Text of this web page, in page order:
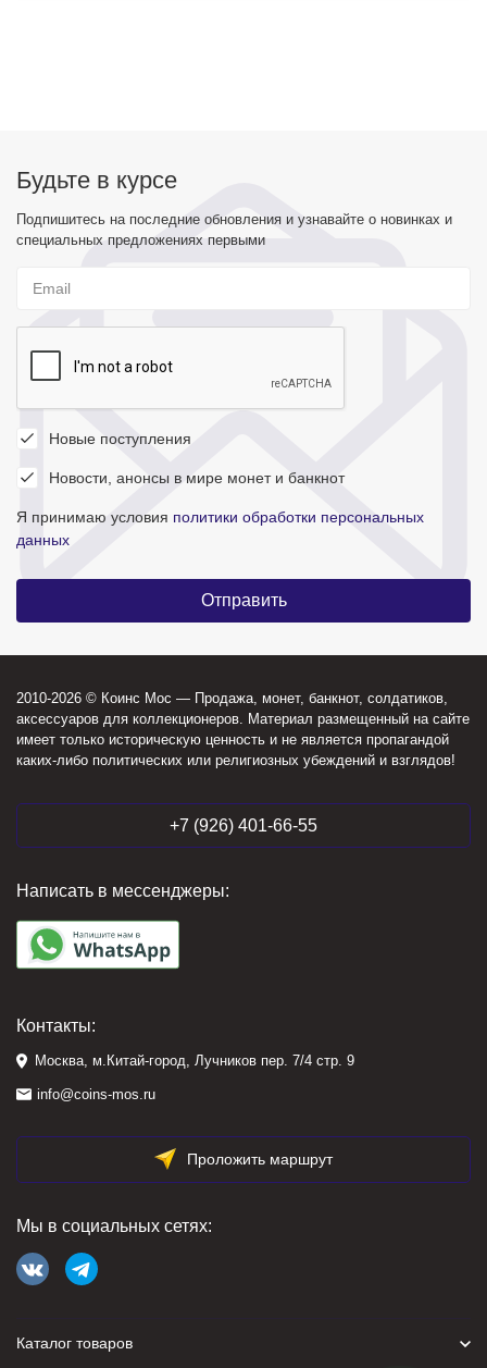
Будьте в курсе
Подпишитесь на последние обновления и узнавайте о новинках и
специальных предложениях первыми
Новые поступления
Новости, анонсы в мире монет и банкнот
Я принимаю условия политики обработки персональных
данных
2010-2026 © Коинс Мос — Продажа, монет, банкнот, солдатиков,
аксессуаров для коллекционеров. Материал размещенный на сайте
имеет только историческую ценность и не является пропагандой
каких-либо политических или религиозных убеждений и взглядов!
+7 (926) 401-66-55
Написать в мессенджеры:
Контакты:
Москва, м.Китай-город, Лучников пер. 7/4 стр. 9
info@coins-mos.ru
Проложить маршрут
Мы в социальных сетях:
Каталог товаров